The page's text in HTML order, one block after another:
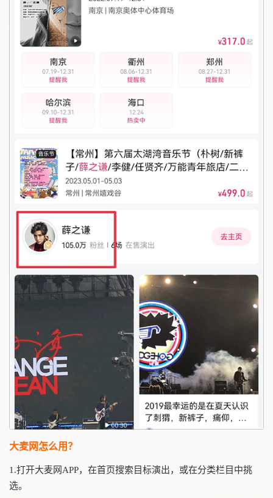
大麦网怎么用？
1.打开大麦网APP，在首页搜索目标演出，或在分类栏目中挑
选。